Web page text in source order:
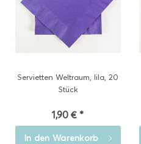
Servietten Weltraum, lila, 20
Stück
1,90 € *
In den Warenkorb